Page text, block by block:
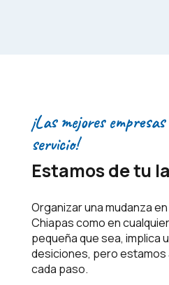
¡Las mejores
servicio!
Estamos de tu
Organizar una mudanza
Chiapas como en
pequeña que sea, implica
desiciones, pero estamos
cada paso.